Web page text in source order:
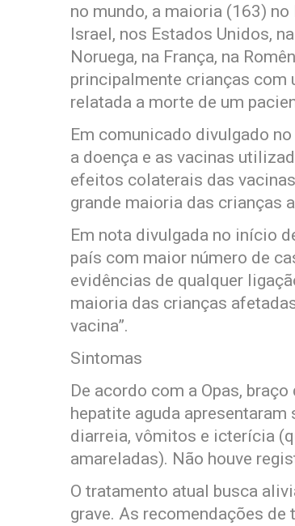
no mundo, a maioria (163)
Israel, nos Estados Unidos,
Noruega, na França, na
principalmente crianças com
relatada a morte de um
Em comunicado divulgado
a doença e as vacinas
efeitos colaterais das
grande maioria das crianças
Em nota divulgada no início
país com maior número de
evidências de qualquer
maioria das crianças
vacina”.
Sintomas
De acordo com a Opas,
hepatite aguda
diarreia, vômitos e icterícia
amareladas). Não houve
O tratamento atual busca
grave. As recomendações